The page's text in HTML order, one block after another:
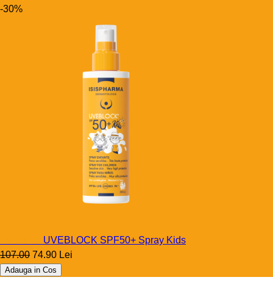
-30%
UVEBLOCK SPF50+ Spray Kids
107.00 74.90 Lei
Adauga in Cos